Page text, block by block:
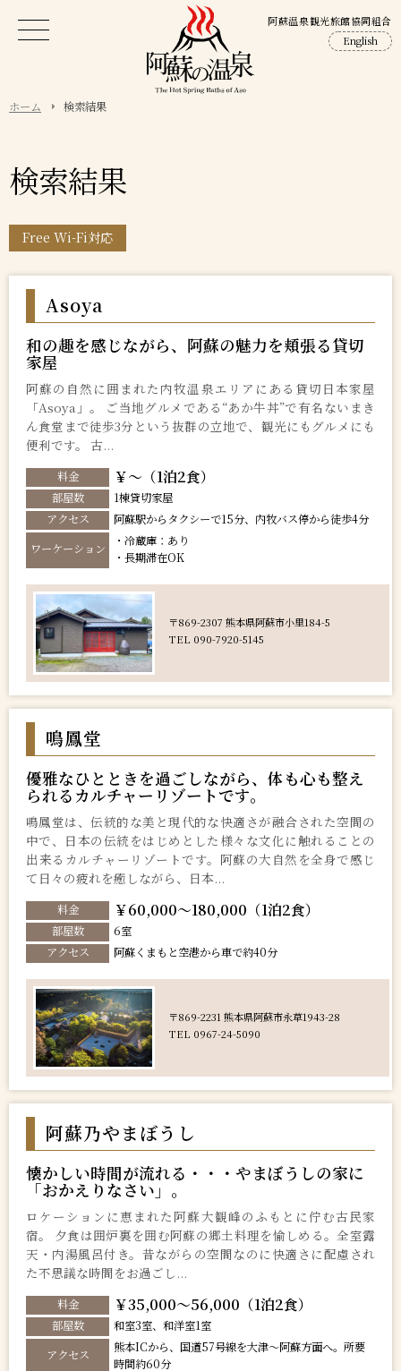
阿蘇温泉観光旅館協同組合
English
ホーム 検索結果
検索結果
Free Wi-Fi対応
Asoya
和の趣を感じながら、阿蘇の魅力を頬張る貸切
家屋
阿蘇の自然に囲まれた内牧温泉エリアにある貸切日本家屋
「Asoya」。 ご当地グルメである“あか牛丼”で有名ないまき
ん食堂まで徒歩3分という抜群の立地で、観光にもグルメにも
便利です。 古...
料金 ￥～（1泊2食）
部屋数
1棟貸切家屋
アクセス
阿蘇駅からタクシーで15分、内牧バス停から徒歩4分
ワーケーション
・冷蔵庫：あり
・長期滞在OK
〒869-2307 熊本県阿蘇市小里184-5
TEL 090-7920-5145
鳴鳳堂
優雅なひとときを過ごしながら、体も心も整え
られるカルチャーリゾートです。
鳴鳳堂は、伝統的な美と現代的な快適さが融合された空間の
中で、日本の伝統をはじめとした様々な文化に触れることの
出来るカルチャーリゾートです。阿蘇の大自然を全身で感じ
て日々の疲れを癒しながら、日本...
料金 ￥60,000～180,000（1泊2食）
部屋数
6室
アクセス
阿蘇くまもと空港から車で約40分
〒869-2231 熊本県阿蘇市永草1943-28
TEL 0967-24-5090
阿蘇乃やまぼうし
懐かしい時間が流れる・・・やまぼうしの家に
「おかえりなさい」。
ロケーションに恵まれた阿蘇大観峰のふもとに佇む古民家
宿。 夕食は囲炉裏を囲む阿蘇の郷土料理を愉しめる。全室露
天・内湯風呂付き。昔ながらの空間なのに快適さに配慮され
た不思議な時間をお過ごし...
料金 ￥35,000～56,000（1泊2食）
部屋数
和室3室、和洋室1室
アクセス
熊本ICから、国道57号線を大津〜阿蘇方面へ。所要
時間約60分